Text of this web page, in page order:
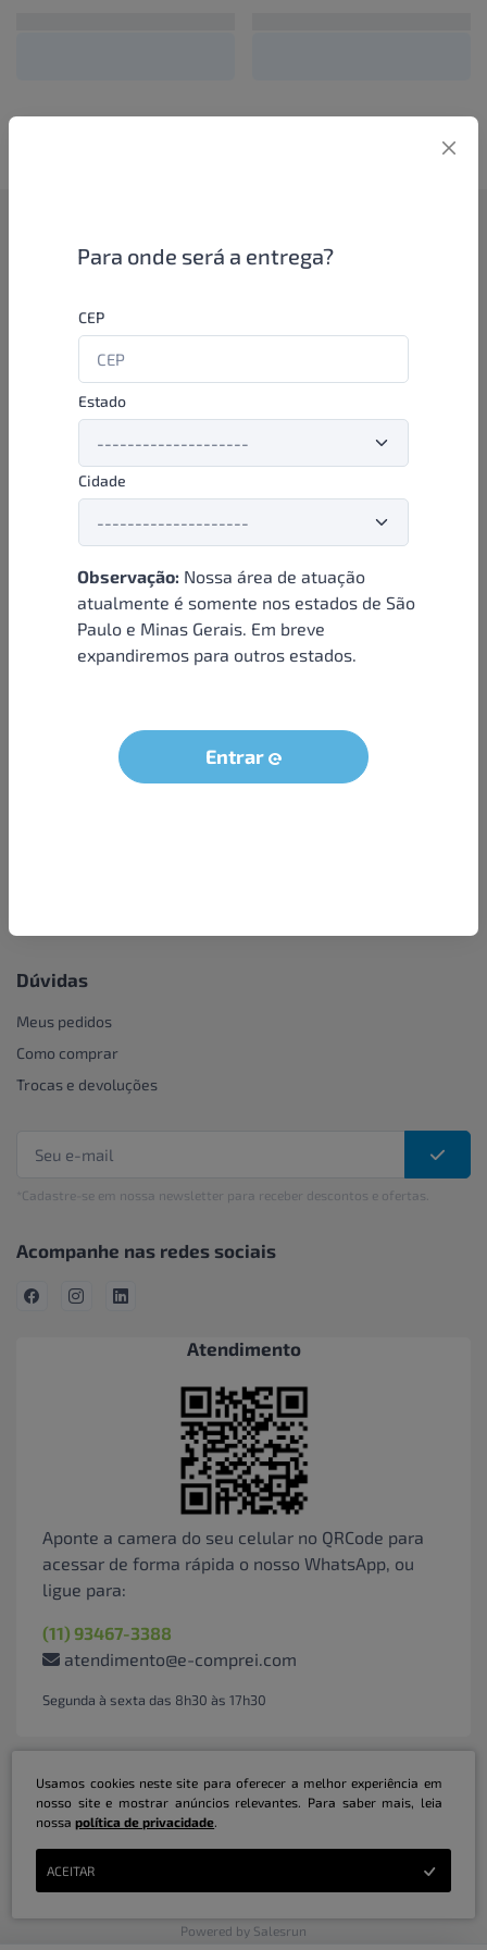
Para onde será a entrega?
CEP
Estado
Cidade
Observação: Nossa área de atuação
atualmente é somente nos estados de São
Paulo e Minas Gerais. Em breve
expandiremos para outros estados.
Entrar
Como funciona
aproveitar as promoções e ofertas direto das indústrias de
beleza e higiene em nossa plataforma. E o melhor: você continua
comprando de seus distribuidores parceiros e encontra novos
distribuidores para comprar cada vez com mais praticidade e
agilidade. Aproveite!
Formas de pagamento
Institucional
Sobre nós
Condições e termos
Seja um parceiro
LGPD - Solicitação dos dados do titular
Dúvidas
Meus pedidos
Como comprar
Trocas e devoluções
*Cadastre-se em nossa newsletter para receber descontos e ofertas.
Acompanhe nas redes sociais
Atendimento
Aponte a camera do seu celular no QRCode para
acessar de forma rápida o nosso WhatsApp, ou
ligue para:
(11) 93467-3388
atendimento@e-comprei.com
Segunda à sexta das 8h30 às 17h30
Marketplace B2B Serviços Inteligentes Ltda | CNPJ: 31.415.786/0001-31 | ©
Powered by Salesrun
Usamos cookies neste site para oferecer a melhor experiência em
nosso site e mostrar anúncios relevantes. Para saber mais, leia
nossapolítica de privacidade.
ACEITAR